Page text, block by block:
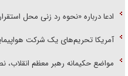
ادعا درباره «نحوه رد زنی محل
آمریکا تحریم‌های یک شرکت
مواضع حکیمانه رهبر معظم